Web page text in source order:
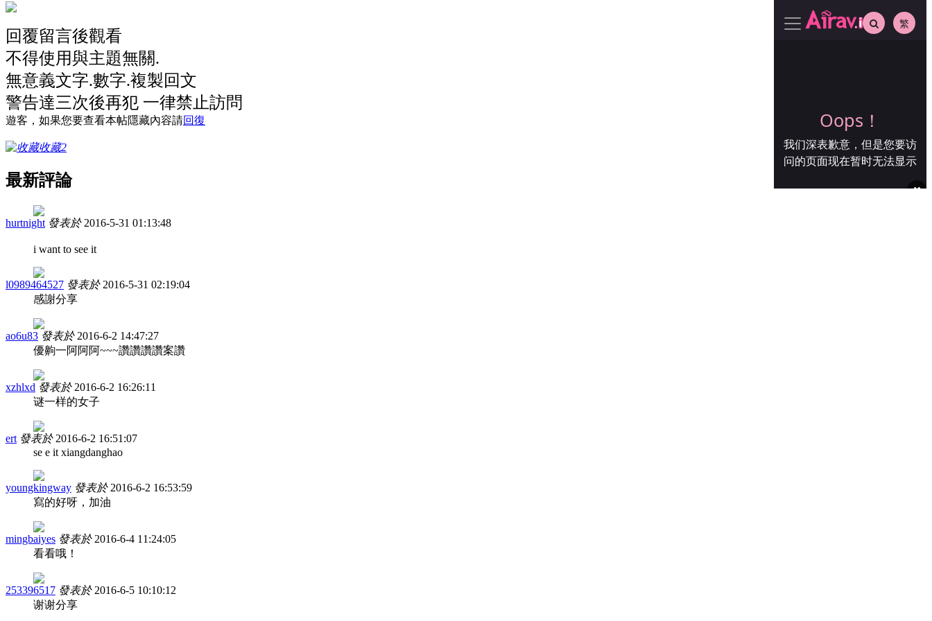
回覆留言後觀看
不得使用與主題無關.
無意義文字.數字.複製回文
警告達三次後再犯 一律禁止訪問
遊客，如果您要查看本帖隱藏內容請回復
收藏2
最新評論
hurtnight 發表於 2016-5-31 01:13:48
i want to see it
l0989464527 發表於 2016-5-31 02:19:04
感謝分享
ao6u83 發表於 2016-6-2 14:47:27
優齁一阿阿阿~~~讚讚讚讚案讚
xzhlxd 發表於 2016-6-2 16:26:11
谜一样的女子
ert 發表於 2016-6-2 16:51:07
se e it xiangdanghao
youngkingway 發表於 2016-6-2 16:53:59
寫的好呀，加油
mingbaiyes 發表於 2016-6-4 11:24:05
看看哦！
253396517 發表於 2016-6-5 10:10:12
谢谢分享